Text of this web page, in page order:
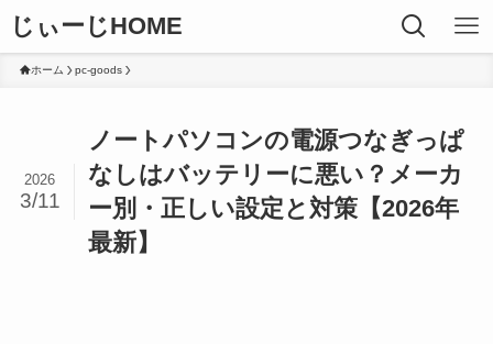
じぃーじHOME
ホーム pc-goods
ノートパソコンの電源つなぎっぱ
なしはバッテリーに悪い？メーカ
ー別・正しい設定と対策【2026年
最新】
2026
3/11